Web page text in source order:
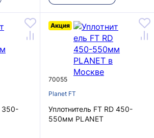
70055
Planet FT
Акция
Уплотнитель FT RD 450-
550мм PLANET